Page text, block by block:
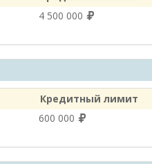
4 500 000
Кредитный лимит
600 000